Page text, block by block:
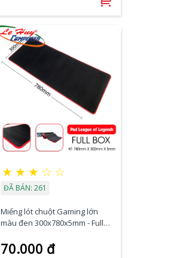
★ ★ ★ ☆ ☆
ĐÃ BÁN: 261
Miếng lót chuột Gaming lớn
màu đen 300x780x5mm - Full
70.000 đ